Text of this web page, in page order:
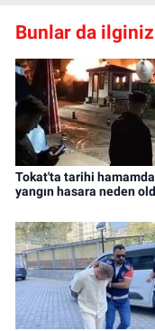
Bunlar da
Tokat'ta tarihi hamamda
yangın hasara neden